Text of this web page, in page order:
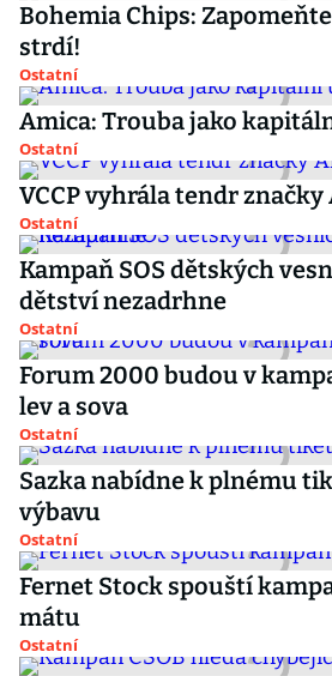
Bohemia Chips:
strdí!
Ostatní
Amica: Trouba jako
Ostatní
VCCP vyhrála tendr značky
Ostatní
Kampaň SOS dětských
dětství nezadrhne
Ostatní
Forum 2000 budou v
lev a sova
Ostatní
Sazka nabídne k plnému
výbavu
Ostatní
Fernet Stock spouští
mátu
Ostatní